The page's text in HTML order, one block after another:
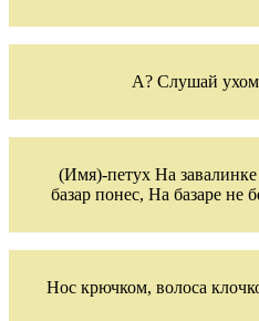
А? Слушай
(Имя)-петух На
базар понес, На базаре не
Нос крючком, волоса